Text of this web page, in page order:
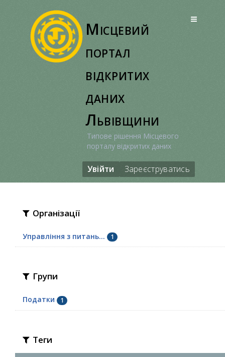
Місцевий
портал
відкритих
даних
Львівщини
Типове рішення Місцевого
порталу відкритих даних
Увійти Зареєструватись
Організації
Управління з питань... 1
Групи
Податки 1
Теги